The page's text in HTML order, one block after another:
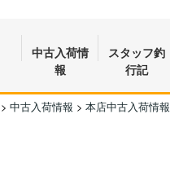
中古入荷情
報
スタッフ釣
行記
> 中古入荷情報 > 本店中古入荷情報